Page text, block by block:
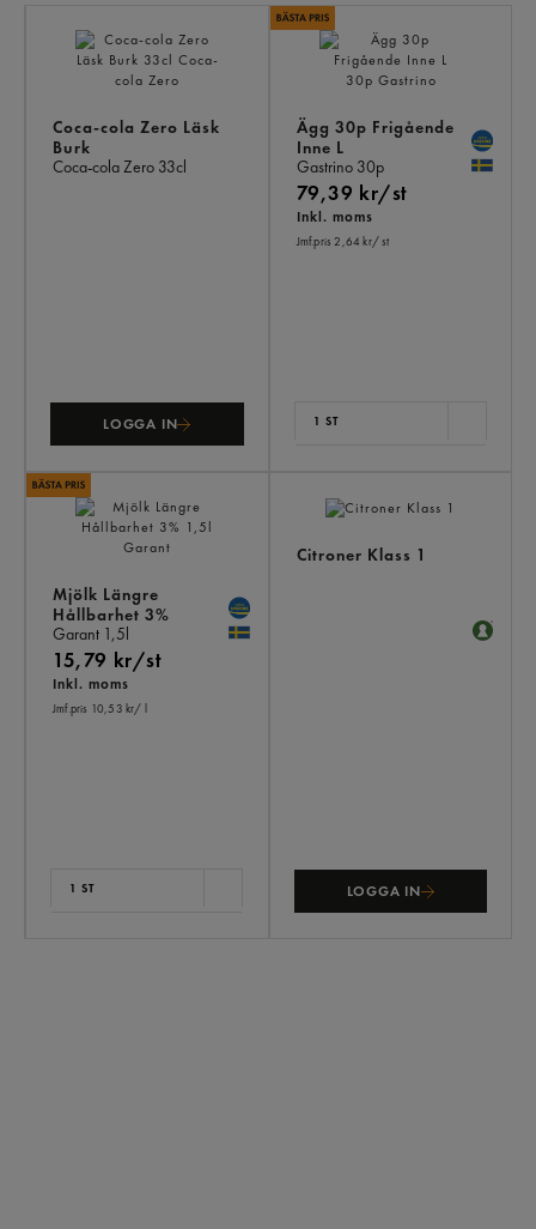
Coca-cola Zero Läsk
Burk
Coca-cola Zero 33cl
LOGGA IN
Ägg 30p Frigående
Inne L
Gastrino 30p
79,39 kr/st
Inkl. moms
Jmf.pris 2,64 kr/ st
1 ST
Mjölk Längre
Hållbarhet 3%
Garant 1,5l
15,79 kr/st
Inkl. moms
Jmf.pris 10,53 kr/ l
1 ST
Citroner Klass 1
LOGGA IN